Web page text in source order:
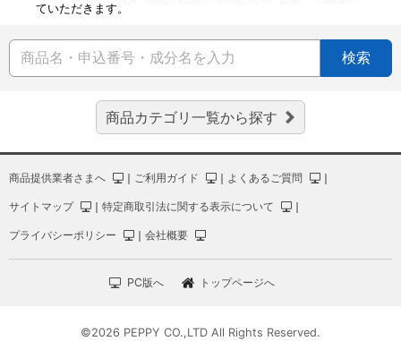
ていただきます。
検索
商品カテゴリ一覧から探す
商品提供業者さまへ ｜ ご利用ガイド ｜ よくあるご質問 ｜
サイトマップ ｜ 特定商取引法に関する表示について ｜
プライバシーポリシー ｜ 会社概要
PC版へ トップページへ
©2026 PEPPY CO.,LTD All Rights Reserved.